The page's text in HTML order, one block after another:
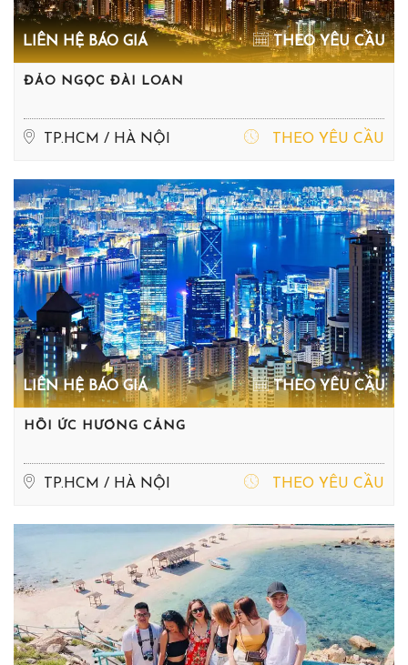
LIÊN HỆ BÁO GIÁ THEO YÊU CẦU
ĐẢO NGỌC ĐÀI LOAN
TP.HCM / HÀ NỘI THEO YÊU CẦU
LIÊN HỆ BÁO GIÁ THEO YÊU CẦU
HỒI ỨC HƯƠNG CẢNG
TP.HCM / HÀ NỘI THEO YÊU CẦU